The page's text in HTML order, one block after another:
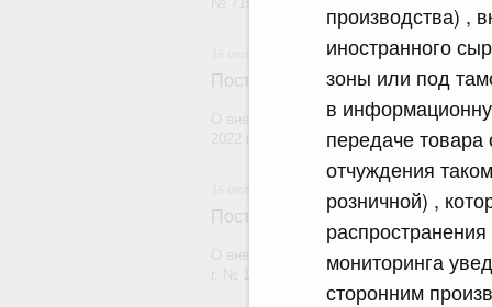
производства) ,
иностранного
зоны или под
в
передаче товара
отчуждения
розничной) ,
мониторинга
сторонним
Постановление Правительства
О внесении изменений в постановление
Постановление Правительства
О внесении изменений в постановление